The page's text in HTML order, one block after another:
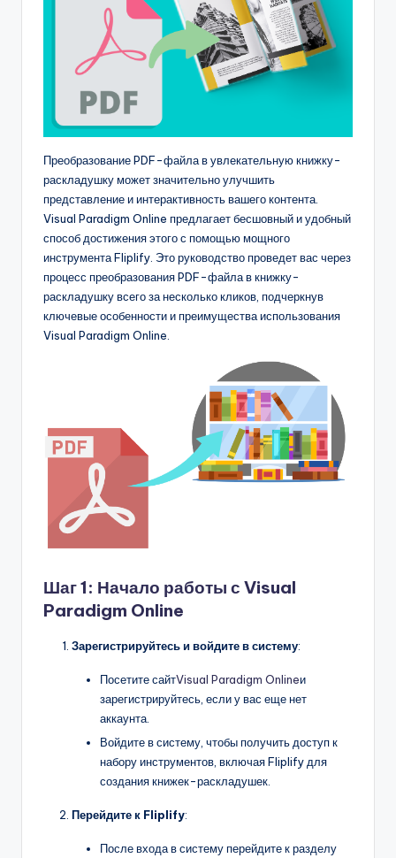
Преобразование PDF-файла в увлекательную книжку-
раскладушку может значительно улучшить
представление и интерактивность вашего контента.
Visual Paradigm Online предлагает бесшовный и удобный
способ достижения этого с помощью мощного
инструмента Fliplify. Это руководство проведет вас через
процесс преобразования PDF-файла в книжку-
раскладушку всего за несколько кликов, подчеркнув
ключевые особенности и преимущества использования
Visual Paradigm Online.
Шаг 1: Начало работы с Visual
Paradigm Online
Зарегистрируйтесь и войдите в систему:
Посетите сайтVisual Paradigm Onlineи
зарегистрируйтесь, если у вас еще нет
аккаунта.
Войдите в систему, чтобы получить доступ к
набору инструментов, включая Fliplify для
создания книжек-раскладушек.
Перейдите к Fliplify:
После входа в систему перейдите к разделу